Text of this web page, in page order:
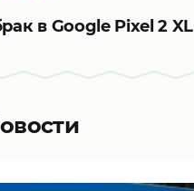
в Google Pixel 2 XL